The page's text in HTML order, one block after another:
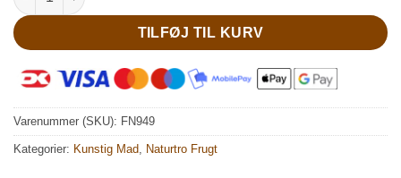
TILFØJ TIL KURV
Varenummer (SKU): FN949
Kategorier: Kunstig Mad, Naturtro Frugt